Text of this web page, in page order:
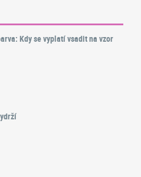
Kdy se vyplatí vsadit na vzor